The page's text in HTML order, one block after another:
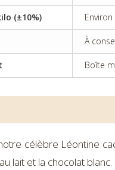
(±10%)
À
Boîte
célèbre Léontine
lait et la chocolat blanc.